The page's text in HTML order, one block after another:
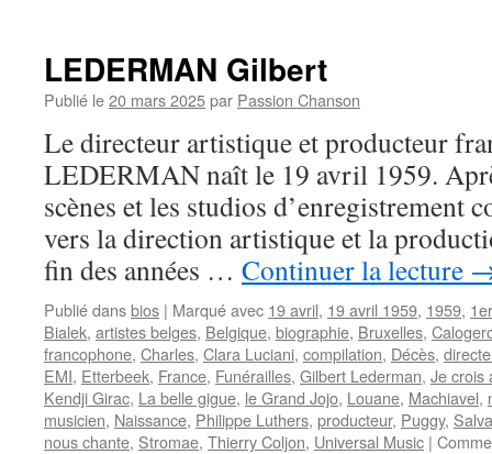
LEDERMAN Gilbert
Publié le20 mars 2025par Passion Chanson
Le directeur artistique et producteur
LEDERMAN naît le 19 avril 1959.
scènes et les studios d’enregistrement
vers la direction artistique et la
fin des années … Continuer la lecture
Publié dansbios | Marqué avec 19 avril, 19 avril 1959, 1959,
Bialek, artistes belges, Belgique, biographie, Bruxelles,
francophone, Charles, Clara Luciani, compilation, Décès,
EMI, Etterbeek, France, Funérailles, Gilbert Lederman, Je crois
Kendji Girac, La belle gigue, le Grand Jojo, Louane, Machiavel,
musicien, Naissance, Philippe Luthers, producteur, Puggy,
nous chante, Stromae, Thierry Coljon, Universal Music |